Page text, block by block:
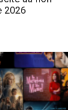
2026